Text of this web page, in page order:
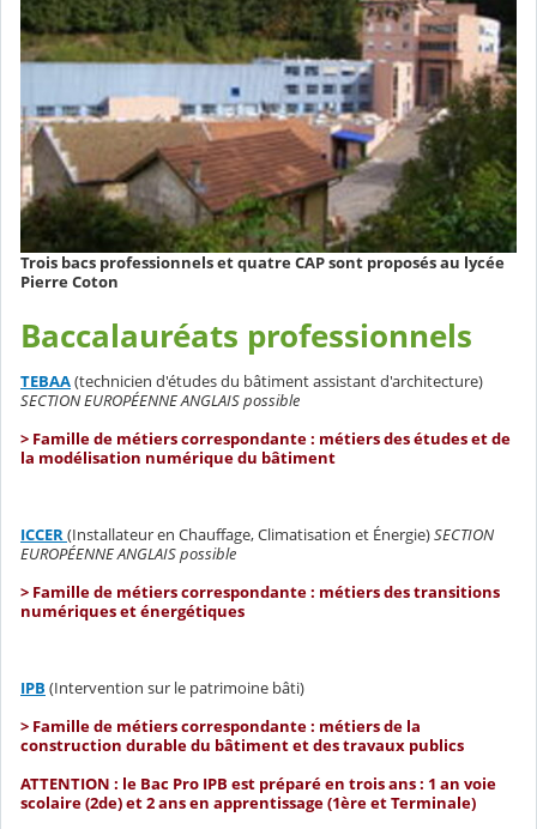
Trois bacs professionnels et quatre CAP sont proposés au lycée
Pierre Coton
Baccalauréats professionnels
TEBAA(technicien d'études du bâtiment assistant d'architecture)
SECTION EUROPÉENNE ANGLAIS possible
> Famille de métiers correspondante : métiers des études et de
la modélisation numérique du bâtiment
ICCER(Installateur en Chauffage, Climatisation et Énergie)SECTION
EUROPÉENNE ANGLAIS possible
> Famille de métiers correspondante : métiers des transitions
numériques et énergétiques
IPB (Intervention sur le patrimoine bâti)
> Famille de métiers correspondante : métiers de la
construction durable du bâtiment et des travaux publics
ATTENTION : le Bac Pro IPB est préparé en trois ans : 1 an voie
scolaire (2de) et 2 ans en apprentissage (1ère et Terminale)